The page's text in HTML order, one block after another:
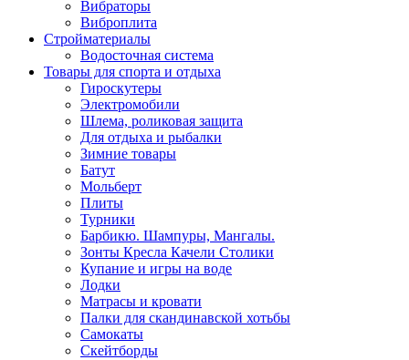
Вибраторы
Виброплита
Стройматериалы
Водосточная система
Товары для спорта и отдыха
Гироскутеры
Электромобили
Шлема, роликовая защита
Для отдыха и рыбалки
Зимние товары
Батут
Мольберт
Плиты
Турники
Барбикю. Шампуры, Мангалы.
Зонты Кресла Качели Столики
Купание и игры на воде
Лодки
Матрасы и кровати
Палки для скандинавской хотьбы
Самокаты
Скейтборды